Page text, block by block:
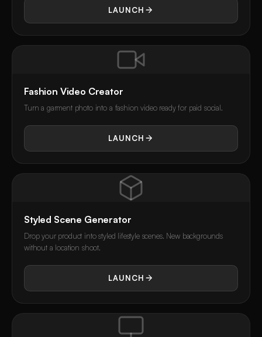
LAUNCH
Fashion Video Creator
Turn a garment photo into a fashion video ready for paid social.
LAUNCH
Styled Scene Generator
Drop your product into styled lifestyle scenes. New backgrounds
without a location shoot.
LAUNCH